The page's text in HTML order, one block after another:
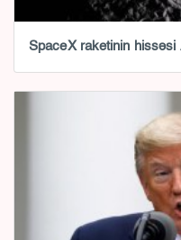
SpaceX raketinin hissəsi